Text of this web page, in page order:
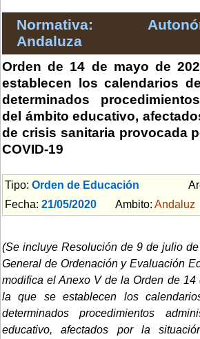
Normativa:
Andaluza
Orden de 14 de mayo de
establecen los calendarios
determinados
del ámbito educativo,
de crisis sanitaria provocada
COVID-19
Tipo: Orden de Educación
Fecha: 21/05/2020 Ambito: Andaluz
(Se incluye Resolución de 9 de julio
General de Ordenación y Evaluación
modifica el Anexo V de la Orden de 14
la que se establecen los
determinados procedimientos
educativo, afectados por la